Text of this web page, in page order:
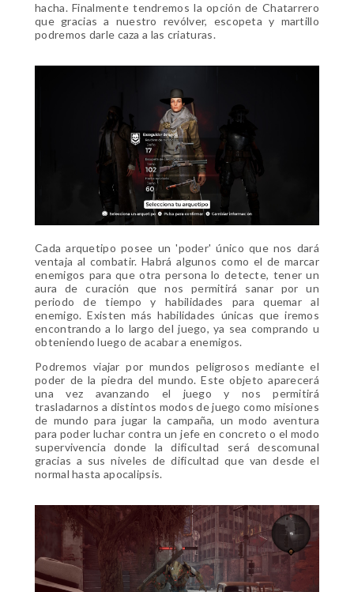
hacha. Finalmente tendremos la opción de Chatarrero
que gracias a nuestro revólver, escopeta y martillo
podremos darle caza a las criaturas.
Cada arquetipo posee un 'poder' único que nos dará
ventaja al combatir. Habrá algunos como el de marcar
enemigos para que otra persona lo detecte, tener un
aura de curación que nos permitirá sanar por un
periodo de tiempo y habilidades para quemar al
enemigo. Existen más habilidades únicas que iremos
encontrando a lo largo del juego, ya sea comprando u
obteniendo luego de acabar a enemigos.
Podremos viajar por mundos peligrosos mediante el
poder de la piedra del mundo. Este objeto aparecerá
una vez avanzando el juego y nos permitirá
trasladarnos a distintos modos de juego como misiones
de mundo para jugar la campaña, un modo aventura
para poder luchar contra un jefe en concreto o el modo
supervivencia donde la dificultad será descomunal
gracias a sus niveles de dificultad que van desde el
normal hasta apocalipsis.